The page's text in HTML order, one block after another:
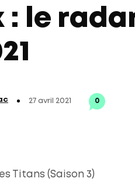
: le
27 avril 2021 0
Titans (Saison 3)